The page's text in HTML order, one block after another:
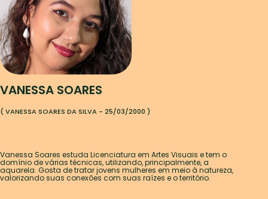
VANESSA SOARES
( VANESSA SOARES DA SILVA - 25/03/2000 )
Vanessa Soares estuda Licenciatura em Artes Visuais e tem o
domínio de várias técnicas, utilizando, principalmente, a
aquarela. Gosta de tratar jovens mulheres em meio à natureza,
valorizando suas conexões com suas raízes e o território.